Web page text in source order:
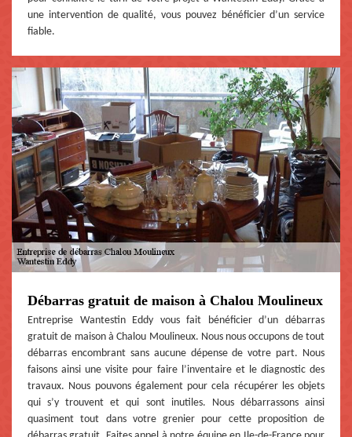
une intervention de qualité, vous pouvez bénéficier d’un service
fiable.
Débarras gratuit de maison à Chalou Moulineux
Entreprise Wantestin Eddy vous fait bénéficier d’un débarras
gratuit de maison à Chalou Moulineux. Nous nous occupons de tout
débarras encombrant sans aucune dépense de votre part. Nous
faisons ainsi une visite pour faire l’inventaire et le diagnostic des
travaux. Nous pouvons également pour cela récupérer les objets
qui s’y trouvent et qui sont inutiles. Nous débarrassons ainsi
quasiment tout dans votre grenier pour cette proposition de